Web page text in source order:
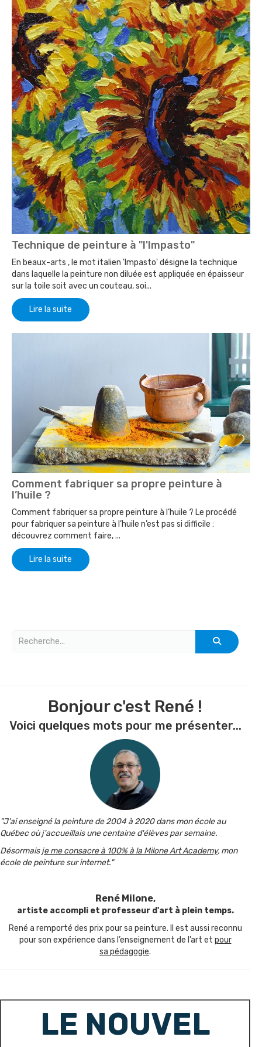
Technique de peinture à "l'Impasto"
En beaux-arts , le mot italien 'Impasto' désigne la technique
dans laquelle la peinture non diluée est appliquée en épaisseur
sur la toile soit avec un couteau, soi...
Lire la suite
Comment fabriquer sa propre peinture à
l’huile ?
Comment fabriquer sa propre peinture à l’huile ? Le procédé
pour fabriquer sa peinture à l’huile n’est pas si difficile :
découvrez comment faire, ...
Lire la suite
Bonjour c'est René !
Voici quelques mots pour me présenter...
"J'ai enseigné la peinture de 2004 à 2020 dans mon école au
Québec où j'accueillais une centaine d'élèves par semaine.
Désormaisje me consacre à 100% à la Milone Art Academy, mon
école de peinture sur internet."
René Milone,
artiste accompli et professeur d'art à plein temps.
René a remporté des prix pour sa peinture. Il est aussi reconnu
pour son expérience dans l’enseignement de l’art et pour
sa pédagogie.
LE NOUVEL